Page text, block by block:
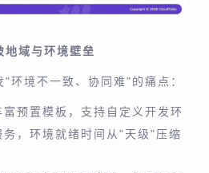
域与环境壁垒
境不一致、协同难"的痛点：
富预置模板，支持自定义开发环
，环境就绪时间从"天级"压缩